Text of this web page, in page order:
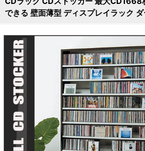
特徴で選ぶ
生活感を隠せるレンジ台
大型レンジ収納可能
オープンタイプ
ダストボックス収納可能
サイズで選
ロータイプ
ハイタイプ
キッチンボード（食器棚・カップボー
キッチンカウンター
特徴で選ぶ カウン
【GRANNER2】テレビ台・リビング
収納
【FLEXY】3方向オーダー家具
【LASCO】カウンター下収納
【LASCO】ワードローブ
【LASCO】スリムラック
【VALO】ダイニングテーブル
【SUNNY】
【Pittaly】
【Idea】デ
【PORTIER
ボックス
【Wickei】
【Carina】ア
1人掛けソファー
2人掛けソファー
2.5人掛けソファー
3人掛けソファー
L型ソファー
シェーズロングソファ
ー
合皮ソファー
ファブリックソファー
本革ソファー
シリーズで選ぶ
【Nike】カウチソファー
【SUOLA】カウチソファー
【Chene】
【Cruse】ウ
チェスト
ラック・シェルフ
下駄箱・シューズボッ
クス
アコーディオンドア
デスク・デスクワゴン
タワー tower（山崎実
業）
テレビ台
ローボード
ハイタイプ
壁面タイプ
趣味の収納
釣竿・釣り具収納
ゴルフクラブ収納
CDラック・DVDラック
キャンプギア収納
チェア
こたつテーブル
こたつ布団
【標準幅】リアシートテーブル
【ワイド幅】リアシートテーブル
【標準幅用
ディスプレイ鍋収納【Pots】
個室型デ
おしゃれなのに機能性抜群
掃除機収納【Cleany】
万
突っ
できる 壁面薄型 ディスプレイラック